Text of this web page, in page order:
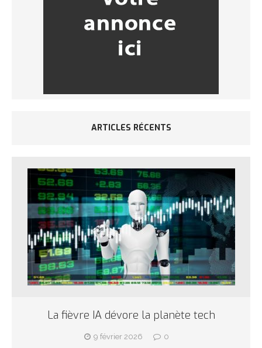
ARTICLES RÉCENTS
La fièvre IA dévore la planète tech
9 février 2026 0